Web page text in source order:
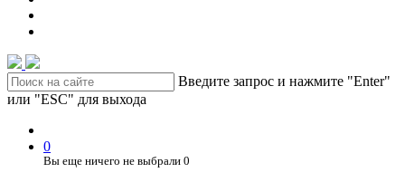
Введите запрос и нажмите "Enter"
или "ESC" для выхода
0
Вы еще ничего не выбрали 0